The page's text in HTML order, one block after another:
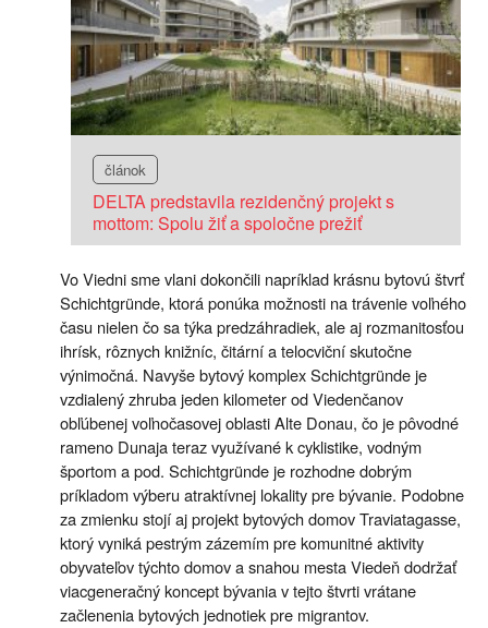
článok
DELTA predstavila rezidenčný projekt s
mottom: Spolu žiť a spoločne prežiť
Vo Viedni sme vlani dokončili napríklad krásnu bytovú štvrť
Schichtgründe, ktorá ponúka možnosti na trávenie voľného
času nielen čo sa týka predzáhradiek, ale aj rozmanitosťou
ihrísk, rôznych knižníc, čitární a telocviční skutočne
výnimočná. Navyše bytový komplex Schichtgründe je
vzdialený zhruba jeden kilometer od Viedenčanov
obľúbenej voľnočasovej oblasti Alte Donau, čo je pôvodné
rameno Dunaja teraz využívané k cyklistike, vodným
športom a pod. Schichtgründe je rozhodne dobrým
príkladom výberu atraktívnej lokality pre bývanie. Podobne
za zmienku stojí aj projekt bytových domov Traviatagasse,
ktorý vyniká pestrým zázemím pre komunitné aktivity
obyvateľov týchto domov a snahou mesta Viedeň dodržať
viacgeneračný koncept bývania v tejto štvrti vrátane
začlenenia bytových jednotiek pre migrantov.